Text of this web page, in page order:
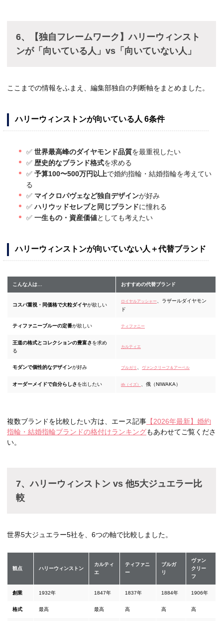
6、【独自フレームワーク】ハリーウィンスト
ンが「向いている人」vs「向いていない人」
ここまでの情報をふまえ、編集部独自の判断軸をまとめました。
ハリーウィンストンが向いている人 6条件
✅ 世界最高峰のダイヤモンド品質を最重視したい
✅ 歴史的なブランド格式を求める
✅ 予算100〜500万円以上で婚約指輪・結婚指輪を考えてい
る
✅ マイクロパヴェなど独自デザインが好み
✅ハリウッドセレブと同じブランドに憧れる
✅ 一生もの・資産価値としても考えたい
ハリーウィンストンが向いていない人＋代替ブランド
こんな人は… おすすめの代替ブランド
コスパ重視・同価格で大粒ダイヤが欲しい
ロイヤルアッシャー
、ラザールダイヤモン
ド
ティファニーブルーの定番が欲しい ティファニー
王道の格式とコレクションの豊富さを求め
る
カルティエ
モダンで個性的なデザインが好み ブルガリ ヴァンクリーフ＆アーペル
オーダーメイドで自分らしさを出したい ith（イズ） 、俄（NIWAKA）
複数ブランドを比較したい方は、エース記事 【2026年最新】婚約
指輪・結婚指輪ブランドの格付けランキングもあわせてご覧くださ
い。
7、ハリーウィンストン vs 他5大ジュエラー比
較
世界5大ジュエラー5社を、6つの軸で比較しました。
観点 ハリーウィンストン
カルティ
エ
ティファニ
ー
ブルガ
リ
ヴァン
クリー
フ
創業 1932年 1847年 1837年 1884年 1906年
格式 最高 最高 高 高 高